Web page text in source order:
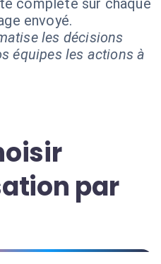
complète sur chaque
envoyé.
les décisions
équipes les actions à
par